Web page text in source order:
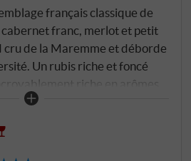
français classique de
franc, merlot et petit
cru de la Maremme et déborde
Un rubis riche et foncé
riche en arômes
et d'épices, corps souple
ce vin.